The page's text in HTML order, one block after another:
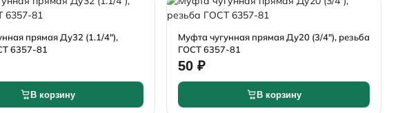
прямая Ду32 (1.1/4"),
6357-81
В корзину
Муфта чугунная прямая Ду20 (3/4"), резьба
ГОСТ 6357-81
50 ₽
В корзину